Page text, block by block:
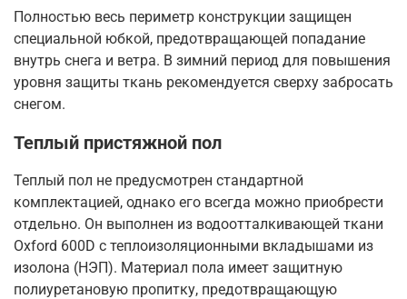
Полностью весь периметр конструкции защищен
специальной юбкой, предотвращающей попадание
внутрь снега и ветра. В зимний период для повышения
уровня защиты ткань рекомендуется сверху забросать
снегом.
Теплый пристяжной пол
Теплый пол не предусмотрен стандартной
комплектацией, однако его всегда можно приобрести
отдельно. Он выполнен из водоотталкивающей ткани
Oxford 600D с теплоизоляционными вкладышами из
изолона (НЭП). Материал пола имеет защитную
полиуретановую пропитку, предотвращающую